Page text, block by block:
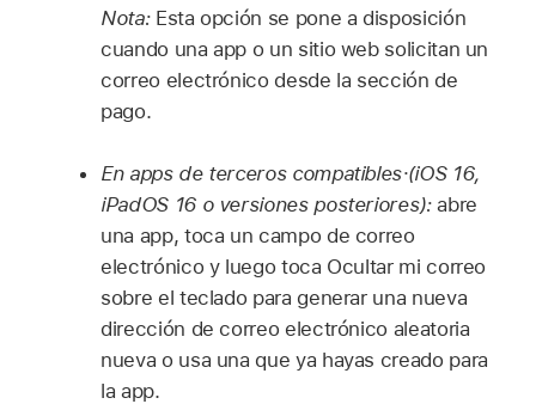
Nota: Esta opción se pone a disposición
cuando una app o un sitio web solicitan un
correo electrónico desde la sección de
pago.
En apps de terceros compatibles·(iOS 16,
iPadOS 16 o versiones posteriores):abre
una app, toca un campo de correo
electrónico y luego toca Ocultar mi correo
sobre el teclado para generar una nueva
dirección de correo electrónico aleatoria
nueva o usa una que ya hayas creado para
la app.